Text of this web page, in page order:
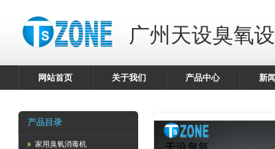
广州天设臭氧
网站首页 关于我们 产品中心 新
产品目录
家用臭氧消毒机